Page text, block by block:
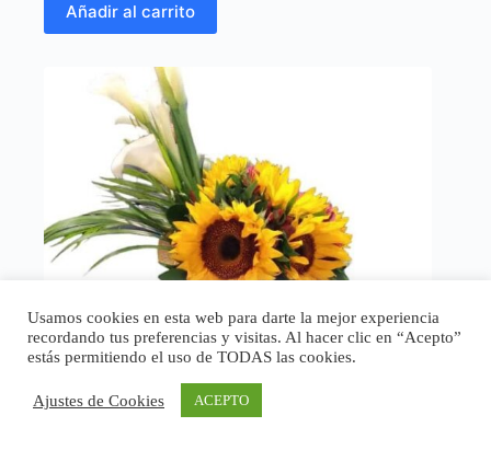
Añadir al carrito
Usamos cookies en esta web para darte la mejor experiencia
recordando tus preferencias y visitas. Al hacer clic en “Acepto”
estás permitiendo el uso de TODAS las cookies.
Ajustes de Cookies ACEPTO